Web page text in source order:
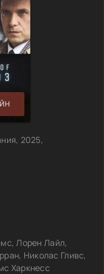
2025,
Лорен Лайл,
Николас Гливс,
Харкнесс